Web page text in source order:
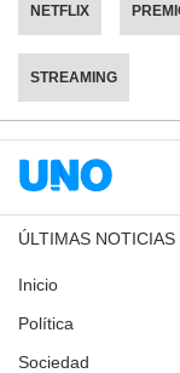
NETFLIX
STREAMING
ÚLTIMAS NOTICIAS
Inicio
Política
Sociedad